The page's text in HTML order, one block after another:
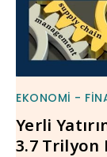
EKONOMI -
Yerli
3.7 Trilyon